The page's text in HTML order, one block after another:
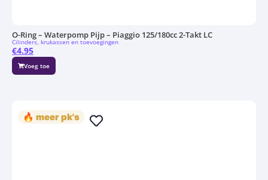
O-Ring – Waterpomp Pijp – Piaggio 125/180cc 2-Takt LC
Cilinders, krukassen en toevoegingen
Voeg toe
€4.95
🔥 meer pk's